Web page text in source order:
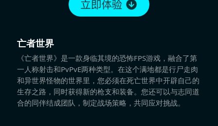
亡者世界
《亡者世界》是一款身临其境的恐怖FPS游戏，融合了第
一人称射击和PvPvE两种类型。在这个满地都是行尸走肉
和异世界怪物的世界里，您必须在死亡世界中开辟自己的
生存之路，同时获得新的枪支和装备。您还可以与志同道
合的同伴结成团队，制定战场策略，共同应对挑战。